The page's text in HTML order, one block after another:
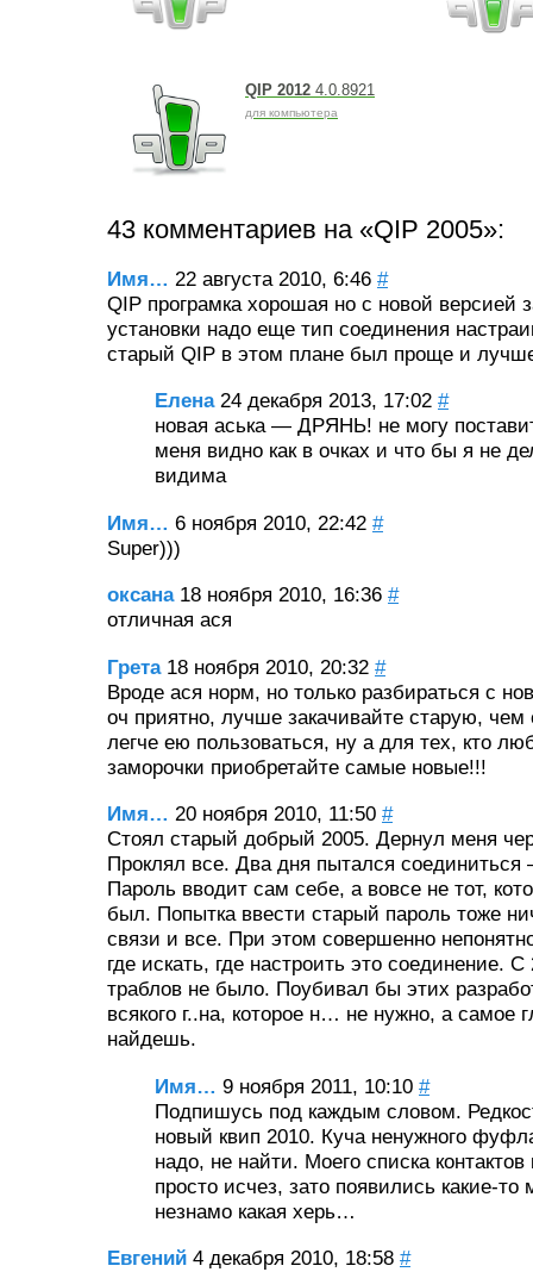
QIP 2012 4.0.8921
для компьютера
43 комментариев на «QIP 2005»:
Имя… 22 августа 2010, 6:46 #
QIP програмка хорошая но с новой версией
установки надо еще тип соединения
старый QIP в этом плане был проще и
Елена 24 декабря 2013, 17:02 #
новая аська — ДРЯНЬ! не могу
меня видно как в очках и что бы я не
видима
Имя… 6 ноября 2010, 22:42 #
Super)))
оксана 18 ноября 2010, 16:36 #
отличная ася
Грета 18 ноября 2010, 20:32 #
Вроде ася норм, но только разбираться с
оч приятно, лучше закачивайте старую,
легче ею пользоваться, ну а для тех, кто
заморочки приобретайте самые новые!!!
Имя… 20 ноября 2010, 11:50 #
Стоял старый добрый 2005. Дернул меня
Проклял все. Два дня пытался соединиться
Пароль вводит сам себе, а вовсе не тот,
был. Попытка ввести старый пароль тоже
связи и все. При этом совершенно
где искать, где настроить это соединение. С
траблов не было. Поубивал бы этих
всякого г..на, которое н… не нужно, а самое
найдешь.
Имя… 9 ноября 2011, 10:10 #
Подпишусь под каждым словом.
новый квип 2010. Куча ненужного
надо, не найти. Моего списка
просто исчез, зато появились какие-
незнамо какая херь…
Евгений 4 декабря 2010, 18:58 #